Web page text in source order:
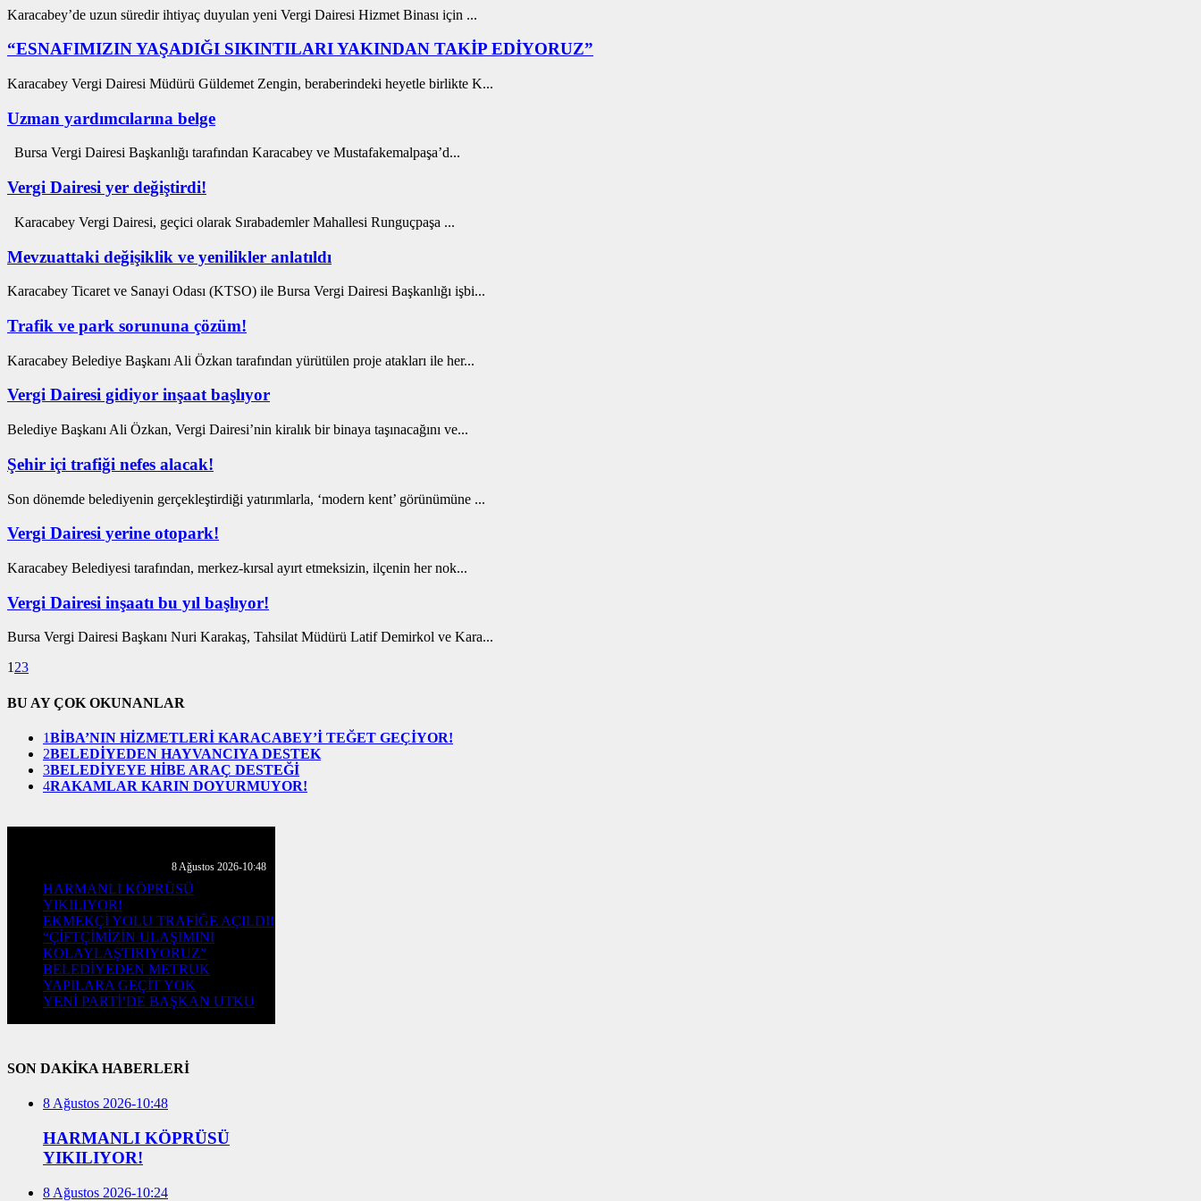
Karacabey’de uzun süredir ihtiyaç duyulan yeni Vergi Dairesi Hizmet Binası için ...
“ESNAFIMIZIN YAŞADIĞI SIKINTILARI YAKINDAN TAKİP EDİYORUZ”
Karacabey Vergi Dairesi Müdürü Güldemet Zengin, beraberindeki heyetle birlikte K...
Uzman yardımcılarına belge
Bursa Vergi Dairesi Başkanlığı tarafından Karacabey ve Mustafakemalpaşa’d...
Vergi Dairesi yer değiştirdi!
Karacabey Vergi Dairesi, geçici olarak Sırabademler Mahallesi Runguçpaşa ...
Mevzuattaki değişiklik ve yenilikler anlatıldı
Karacabey Ticaret ve Sanayi Odası (KTSO) ile Bursa Vergi Dairesi Başkanlığı işbi...
Trafik ve park sorununa çözüm!
Karacabey Belediye Başkanı Ali Özkan tarafından yürütülen proje atakları ile her...
Vergi Dairesi gidiyor inşaat başlıyor
Belediye Başkanı Ali Özkan, Vergi Dairesi’nin kiralık bir binaya taşınacağını ve...
Şehir içi trafiği nefes alacak!
Son dönemde belediyenin gerçekleştirdiği yatırımlarla, ‘modern kent’ görünümüne ...
Vergi Dairesi yerine otopark!
Karacabey Belediyesi tarafından, merkez-kırsal ayırt etmeksizin, ilçenin her nok...
Vergi Dairesi inşaatı bu yıl başlıyor!
Bursa Vergi Dairesi Başkanı Nuri Karakaş, Tahsilat Müdürü Latif Demirkol ve Kara...
123
BU AY ÇOK OKUNANLAR
1BİBA’NIN HİZMETLERİ KARACABEY’İ TEĞET GEÇİYOR!
2BELEDİYEDEN HAYVANCIYA DESTEK
3BELEDİYEYE HİBE ARAÇ DESTEĞİ
4RAKAMLAR KARIN DOYURMUYOR!
8 Ağustos 2026-10:48
HARMANLI KÖPRÜSÜ
YIKILIYOR!
EKMEKÇİ YOLU TRAFİĞE AÇILDI!
“ÇİFTÇİMİZİN ULAŞIMINI
KOLAYLAŞTIRIYORUZ”
BELEDİYEDEN METRUK
YAPILARA GEÇİT YOK
YENİ PARTİ’DE BAŞKAN UTKU
SON DAKİKA HABERLERİ
8 Ağustos 2026-10:48
HARMANLI KÖPRÜSÜ
YIKILIYOR!
8 Ağustos 2026-10:24